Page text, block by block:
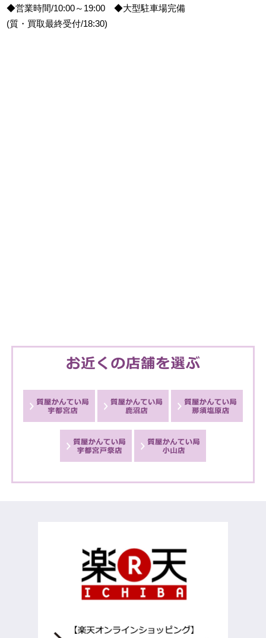
◆営業時間/10:00～19:00 ◆大型駐車場完備
(質・買取最終受付/18:30)